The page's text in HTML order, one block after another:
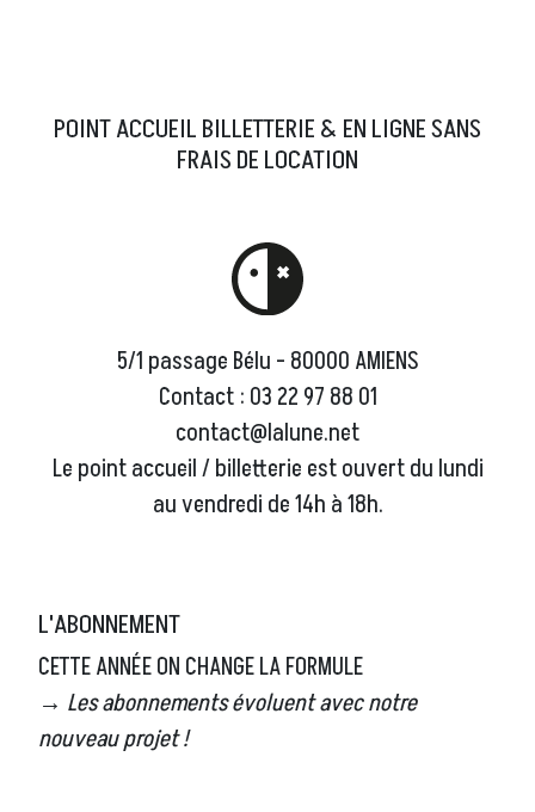
POINT ACCUEIL BILLETTERIE & EN LIGNE SANS
FRAIS DE LOCATION
5/1 passage Bélu - 80000 AMIENS
Contact : 03 22 97 88 01
contact@lalune.net
Le point accueil / billetterie est ouvert du lundi
au vendredi de 14h à 18h.
L'ABONNEMENT
CETTE ANNÉE ON CHANGE LA FORMULE
→ Les abonnements évoluent avec notre
nouveau projet !